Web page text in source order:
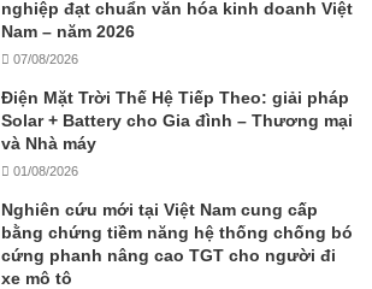
nghiệp đạt chuẩn văn hóa kinh doanh Việt
Nam – năm 2026
07/08/2026
Điện Mặt Trời Thế Hệ Tiếp Theo: giải pháp
Solar + Battery cho Gia đình – Thương mại
và Nhà máy
01/08/2026
Nghiên cứu mới tại Việt Nam cung cấp
bằng chứng tiềm năng hệ thống chống bó
cứng phanh nâng cao TGT cho người đi
xe mô tô